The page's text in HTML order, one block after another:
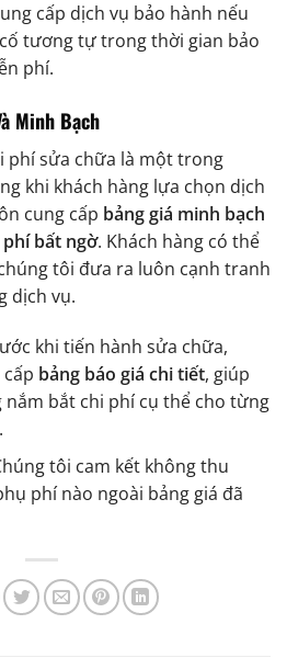
cấp dịch vụ bảo hành nếu
tương tự trong thời gian bảo
phí.
Minh Bạch
phí sửa chữa là một trong
khi khách hàng lựa chọn dịch
cung cấp bảng giá minh bạch
bất ngờ. Khách hàng có thể
tôi đưa ra luôn cạnh tranh
dịch vụ.
khi tiến hành sửa chữa,
bảng báo giá chi tiết, giúp
nắm bắt chi phí cụ thể cho từng
tôi cam kết không thu
phí nào ngoài bảng giá đã